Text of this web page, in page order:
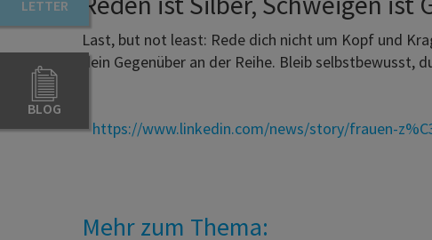
LETTER
BLOG
Last, but not least: Rede dich nicht um Kopf und
dein Gegenüber an der Reihe. Bleib selbstbewusst,
*https://www.linkedin.com/news/story/frauen-
Mehr zum Thema: